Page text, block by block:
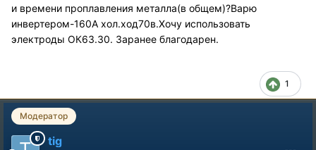
и времени проплавления металла(в общем)?Варю
инвертером-160А хол.ход70в.Хочу использовать
электроды ОК63.30. Заранее благодарен.
1
Модератор
tig